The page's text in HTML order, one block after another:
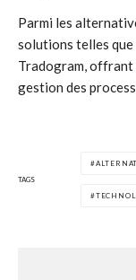
Parmi les
solutions telles
Tradogram,
gestion des
TAGS